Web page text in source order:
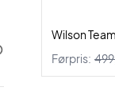
Wilson
Førpris: